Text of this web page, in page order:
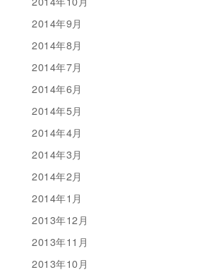
2014年9月
2014年8月
2014年7月
2014年6月
2014年5月
2014年4月
2014年3月
2014年2月
2014年1月
2013年12月
2013年11月
2013年10月